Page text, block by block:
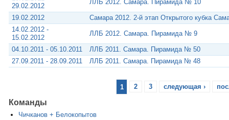
29.02.2012
ЛЛБ 2012. Самара. Пирамида № 10
19.02.2012
Самара 2012. 2-й этап Открытого кубка
14.02.2012 -
15.02.2012
ЛЛБ 2012. Самара. Пирамида № 9
04.10.2011 - 05.10.2011
ЛЛБ 2011. Самара. Пирамида № 50
27.09.2011 - 28.09.2011
ЛЛБ 2011. Самара. Пирамида № 48
1 2 3 следующая ›
Команды
Чичканов + Белокопытов